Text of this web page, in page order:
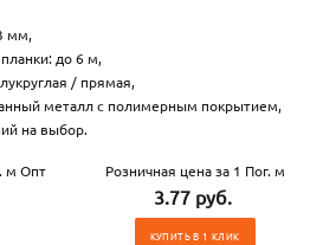
мм,
до 6 м,
/ прямая,
металл с полимерным покрытием,
на выбор.
м Опт Розничная цена за 1 Пог. м
3.77 руб.
КУПИТЬ В 1 КЛИК